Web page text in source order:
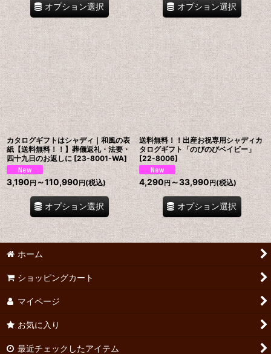
オプション選択 オプション選択
カタログギフトはシャディ｜和風の表
紙【送料無料！！】葬儀返礼・法要・
四十九日のお返しに [23-8001-WA]
3,190 円 ～110,990 円(税込)
オプション選択
送料無料！！出産お祝専用シャディカ
タログギフト「のびのびベイビー」
[22-8006]
4,290円 ～33,990 円 (税込)
オプション選択
ホーム
ショッピングカート
マイページ
お気に入り
最近チェックしたアイテム